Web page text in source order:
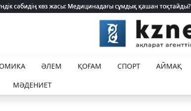
сәбидің көз жасы: Медицинадағы сұмдық қашан тоқтайды?
сәбидің көз жасы: Медицинадағы сұмдық қашан тоқтайды?
ӘЛЕМ ҚОҒАМ СПОРТ
АЙМАҚ
МӘДЕНИЕТ